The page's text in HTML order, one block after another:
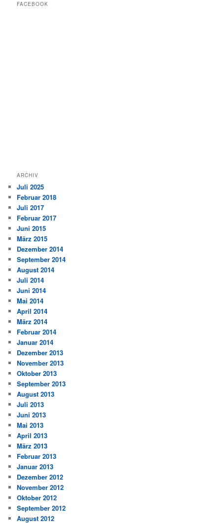
FACEBOOK
ARCHIV
Juli 2025
Februar 2018
Juli 2017
Februar 2017
Juni 2015
März 2015
Dezember 2014
September 2014
August 2014
Juli 2014
Juni 2014
Mai 2014
April 2014
März 2014
Februar 2014
Januar 2014
Dezember 2013
November 2013
Oktober 2013
September 2013
August 2013
Juli 2013
Juni 2013
Mai 2013
April 2013
März 2013
Februar 2013
Januar 2013
Dezember 2012
November 2012
Oktober 2012
September 2012
August 2012